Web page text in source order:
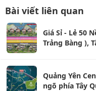
Bài viết liên quan
Giá Sỉ - Lẻ 50
Trảng Bàng ),
Quảng Yên
ngõ phía Tây